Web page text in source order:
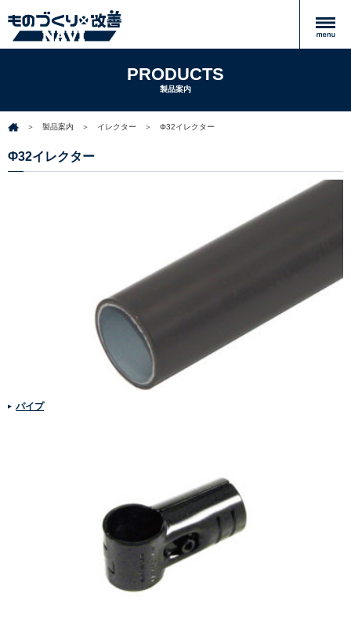
PRODUCTS
製品案内
製品案内 イレクター Φ32イレクター
Φ32イレクター
パイプ